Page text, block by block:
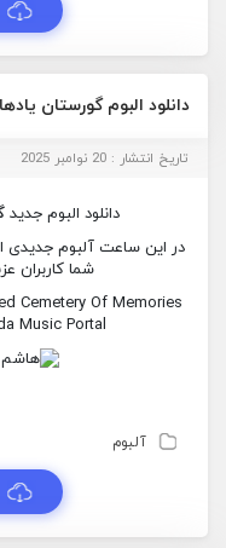
دانلود البوم گورستان
تاریخ انتشار : 20 نوامبر 2025
دانلود البوم جدید
در این ساعت آلبوم جدیدی
شما کاربران
Cemetery Of Memories
Music Portal
آلبوم